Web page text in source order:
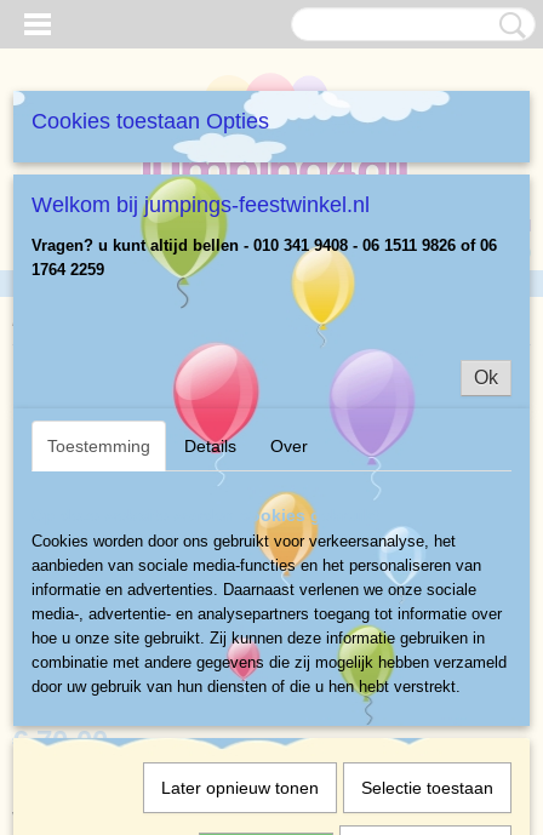
Registreren
Geen producten
(0)
Home >Mais
Mais
€ 70,00 (exclusief btw 21%)
Vervoer
Cookies toestaan Opties
Welkom bij jumpings-feestwinkel.nl
Vragen? u kunt altijd bellen - 010 341 9408 - 06 1511 9826 of 06
1764 2259
Ok
Toestemming Details Over
Op deze website worden cookies gebruikt
Cookies worden door ons gebruikt voor verkeersanalyse, het
aanbieden van sociale media-functies en het personaliseren van
informatie en advertenties. Daarnaast verlenen we onze sociale
media-, advertentie- en analysepartners toegang tot informatie over
hoe u onze site gebruikt. Zij kunnen deze informatie gebruiken in
combinatie met andere gegevens die zij mogelijk hebben verzameld
door uw gebruik van hun diensten of die u hen hebt verstrekt.
Later opnieuw tonen Selectie toestaan